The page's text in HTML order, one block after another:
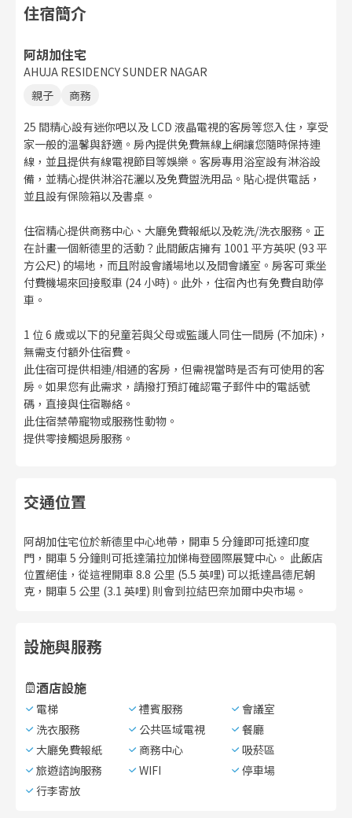
住宿簡介
阿胡加住宅
AHUJA RESIDENCY SUNDER NAGAR
親子
商務
25 間精心設有迷你吧以及 LCD 液晶電視的客房等您入住，享受
家一般的溫馨與舒適。房內提供免費無線上網讓您隨時保持連
線，並且提供有線電視節目等娛樂。客房專用浴室設有淋浴設
備，並精心提供淋浴花灑以及免費盥洗用品。貼心提供電話，
並且設有保險箱以及書桌。
住宿精心提供商務中心、大廳免費報紙以及乾洗/洗衣服務。正
在計畫一個新德里的活動？此間飯店擁有 1001 平方英呎 (93 平
方公尺) 的場地，而且附設會議場地以及間會議室。房客可乘坐
付費機場來回接駁車 (24 小時)。此外，住宿內也有免費自助停
車。
1 位 6 歲或以下的兒童若與父母或監護人同住一間房 (不加床)，
無需支付額外住宿費。
此住宿可提供相連/相通的客房，但需視當時是否有可使用的客
房。如果您有此需求，請撥打預訂確認電子郵件中的電話號
碼，直接與住宿聯絡。
此住宿禁帶寵物或服務性動物。
提供零接觸退房服務。
交通位置
阿胡加住宅位於新德里中心地帶，開車 5 分鐘即可抵達印度
門，開車 5 分鐘則可抵達蒲拉加悌梅登國際展覽中心。 此飯店
位置絕佳，從這裡開車 8.8 公里 (5.5 英哩) 可以抵達昌德尼朝
克，開車 5 公里 (3.1 英哩) 則會到拉結巴奈加爾中央市場。
設施與服務
酒店設施
電梯 禮賓服務
會議室
洗衣服務
公共區域電視
餐廳
大廳免費報紙
商務中心
吸菸區
旅遊諮詢服務
WIFI
停車場
行李寄放